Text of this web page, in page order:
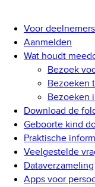
Voor deelnemers
Aanmelden
Wat houdt
Bezoek
Bezoeken
Bezoeken
Download de
Geboorte kind
Praktische
Veelgestelde
Dataverzameling
Apps voor